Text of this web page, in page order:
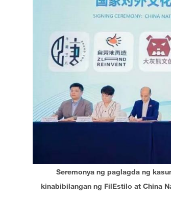
Seremonya ng paglagda ng
kinabibilangan ng FilEstilo at China